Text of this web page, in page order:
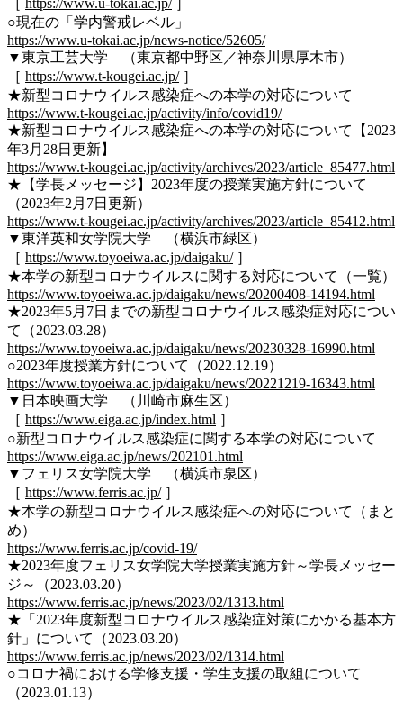
○現在の「学内警戒レベル」
https://www.u-tokai.ac.jp/news-notice/52605/
▼東京工芸大学 （東京都中野区／神奈川県厚木市）
［ https://www.t-kougei.ac.jp/］
★新型コロナウイルス感染症への本学の対応について
https://www.t-kougei.ac.jp/activity/info/covid19/
★新型コロナウイルス感染症への本学の対応について【2023
年3月28日更新】
https://www.t-kougei.ac.jp/activity/archives/2023/article_85477.html
★【学長メッセージ】2023年度の授業実施方針について
（2023年2月7日更新）
https://www.t-kougei.ac.jp/activity/archives/2023/article_85412.html
▼東洋英和女学院大学 （横浜市緑区）
［ https://www.toyoeiwa.ac.jp/daigaku/］
★本学の新型コロナウイルスに関する対応について（一覧）
https://www.toyoeiwa.ac.jp/daigaku/news/20200408-14194.html
★2023年5月7日までの新型コロナウイルス感染症対応につい
て（2023.03.28）
https://www.toyoeiwa.ac.jp/daigaku/news/20230328-16990.html
○2023年度授業方針について（2022.12.19）
https://www.toyoeiwa.ac.jp/daigaku/news/20221219-16343.html
▼日本映画大学 （川崎市麻生区）
［ https://www.eiga.ac.jp/index.html ］
○新型コロナウイルス感染症に関する本学の対応について
https://www.eiga.ac.jp/news/202101.html
▼フェリス女学院大学 （横浜市泉区）
［ https://www.ferris.ac.jp/］
★本学の新型コロナウイルス感染症への対応について（まと
め）
https://www.ferris.ac.jp/covid-19/
★2023年度フェリス女学院大学授業実施方針～学長メッセー
ジ～（2023.03.20）
https://www.ferris.ac.jp/news/2023/02/1313.html
★「2023年度新型コロナウイルス感染症対策にかかる基本方
針」について（2023.03.20）
https://www.ferris.ac.jp/news/2023/02/1314.html
○コロナ禍における学修支援・学生支援の取組について
（2023.01.13）